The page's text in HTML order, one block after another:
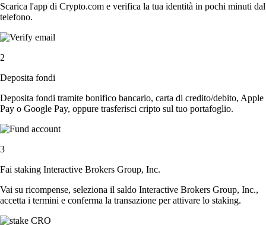
Scarica l'app di Crypto.com e verifica la tua identità in pochi minuti dal
telefono.
2
Deposita fondi
Deposita fondi tramite bonifico bancario, carta di credito/debito, Apple
Pay o Google Pay, oppure trasferisci cripto sul tuo portafoglio.
3
Fai staking Interactive Brokers Group, Inc.
Vai su ricompense, seleziona il saldo Interactive Brokers Group, Inc.,
accetta i termini e conferma la transazione per attivare lo staking.